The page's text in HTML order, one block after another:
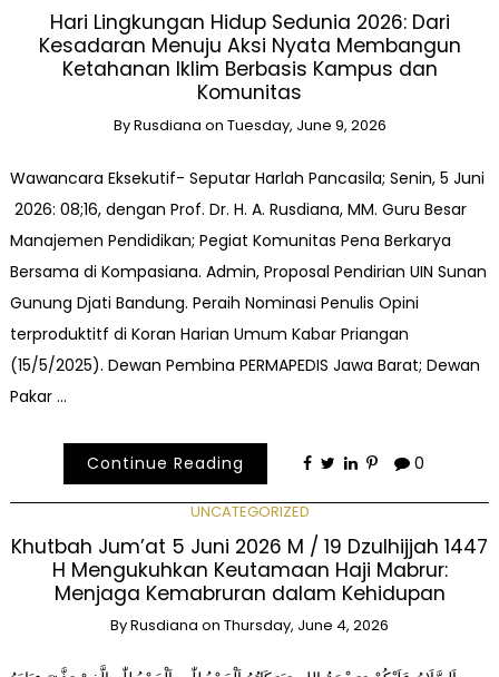
Hari Lingkungan Hidup Sedunia 2026: Dari
Kesadaran Menuju Aksi Nyata Membangun
Ketahanan Iklim Berbasis Kampus dan
Komunitas
ByRusdiana on Tuesday, June 9, 2026
Wawancara Eksekutif- Seputar Harlah Pancasila; Senin, 5 Juni
2026: 08;16, dengan Prof. Dr. H. A. Rusdiana, MM. Guru Besar
Manajemen Pendidikan; Pegiat Komunitas Pena Berkarya
Bersama di Kompasiana. Admin, Proposal Pendirian UIN Sunan
Gunung Djati Bandung. Peraih Nominasi Penulis Opini
terproduktitf di Koran Harian Umum Kabar Priangan
(15/5/2025). Dewan Pembina PERMAPEDIS Jawa Barat; Dewan
Pakar …
Continue Reading 0
UNCATEGORIZED
Khutbah Jum’at 5 Juni 2026 M / 19 Dzulhijjah 1447
H Mengukuhkan Keutamaan Haji Mabrur:
Menjaga Kemabruran dalam Kehidupan
ByRusdiana on Thursday, June 4, 2026